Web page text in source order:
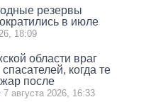
резервы
в июле
18:09
области враг
когда те
после
7 августа 2026, 16:33